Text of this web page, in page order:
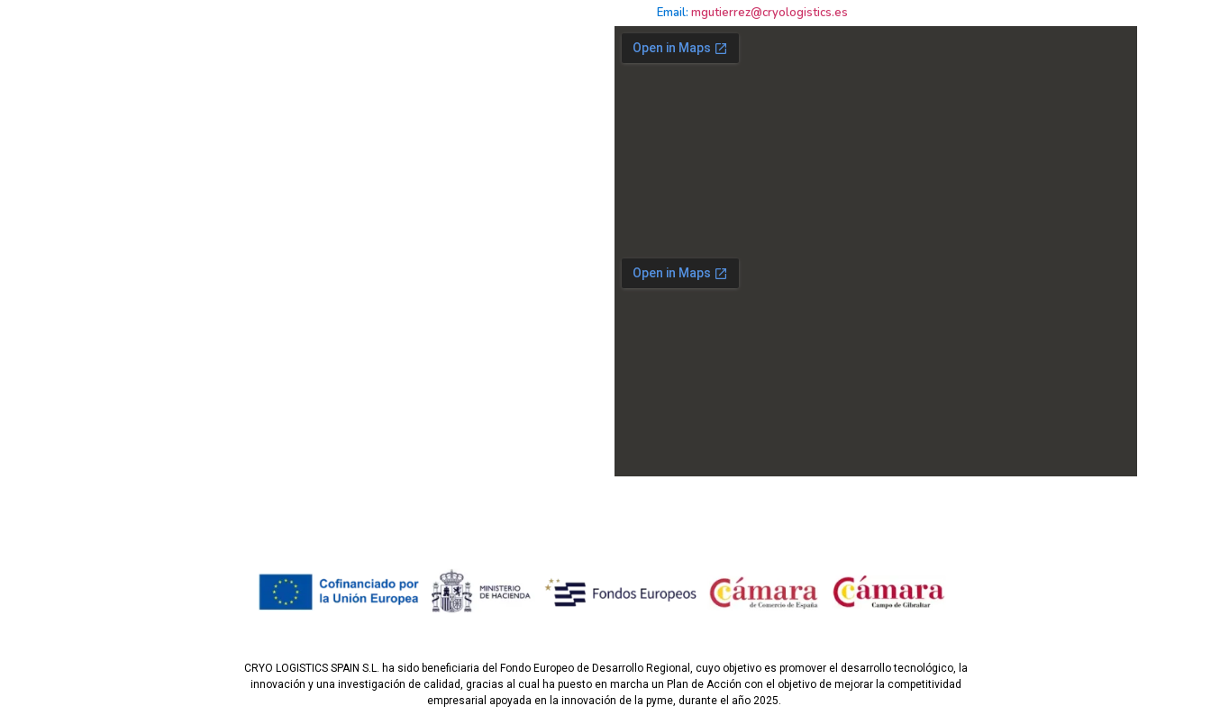
Email: mgutierrez@cryologistics.es
CRYO LOGISTICS SPAIN S.L. ha sido beneficiaria del Fondo Europeo de Desarrollo Regional, cuyo objetivo es promover el desarrollo tecnológico, la
innovación y una investigación de calidad, gracias al cual ha puesto en marcha un Plan de Acción con el objetivo de mejorar la competitividad
empresarial apoyada en la innovación de la pyme, durante el año 2025.